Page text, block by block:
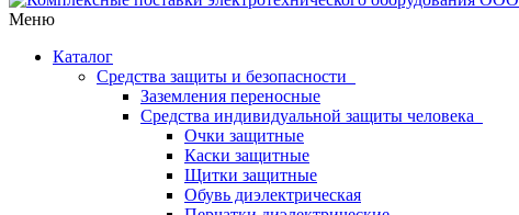
Меню
Каталог
Средства защиты и безопасности
Заземления переносные
Средства индивидуальной защиты человека
Очки защитные
Каски защитные
Щитки защитные
Обувь диэлектрическая